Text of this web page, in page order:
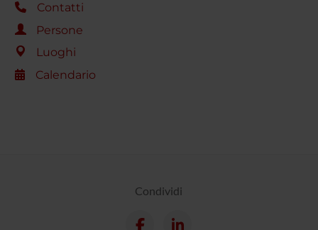
Contatti
Persone
Luoghi
Calendario
Condividi